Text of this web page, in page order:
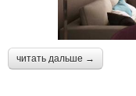
читать дальше →